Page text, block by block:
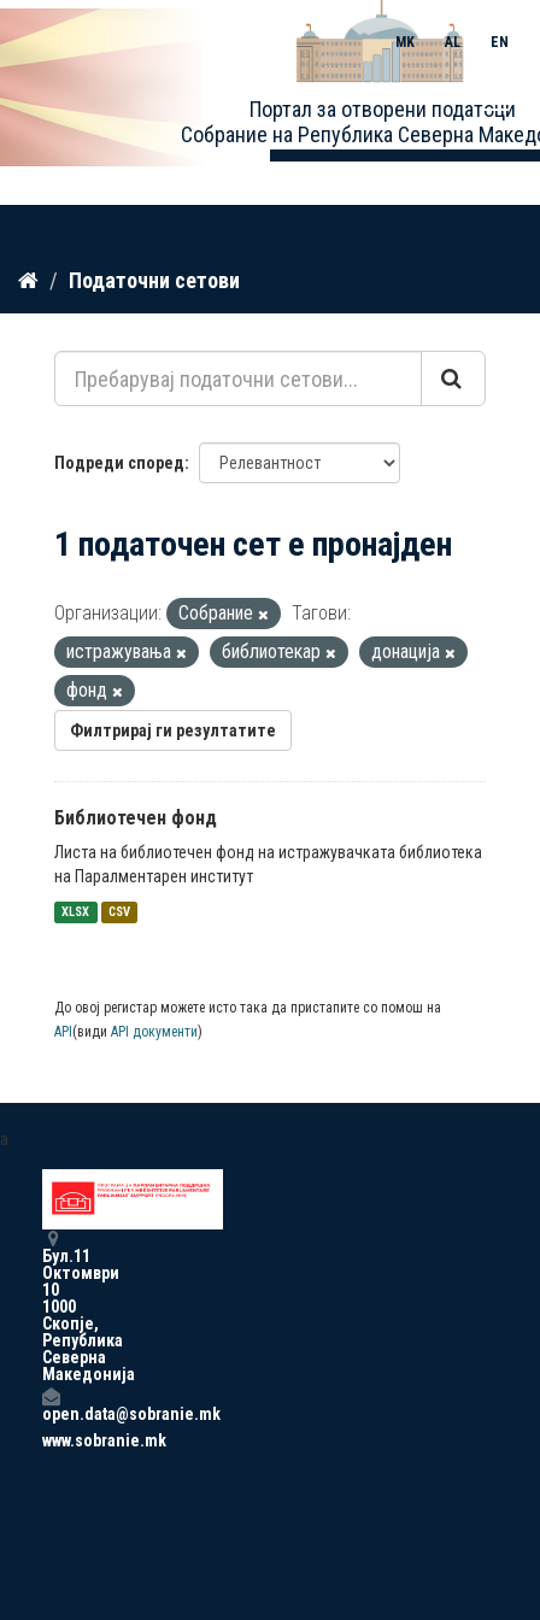
Прескокнете
содржина
Портал за отворени податоци
Собрание на Република Северна
MK AL EN
Toggle
Податочни сетови
Подреди според
1 податочен сет е пронајден
Организации: Собрание
Тагови:
истражувања
библиотекар
донација
фонд
Филтрирај ги резултатите
Библиотечен фонд
Листа на библиотечен фонд на истражувачката библиотека
на Паралментарен институт
XLSX CSV
До овој регистар можете исто така да пристапите со помош на
API (види API документи)
a
Бул.11
Октомври
10
1000
Скопје,
Република
Северна
Македонија
open.data@sobranie.mk
www.sobranie.mk